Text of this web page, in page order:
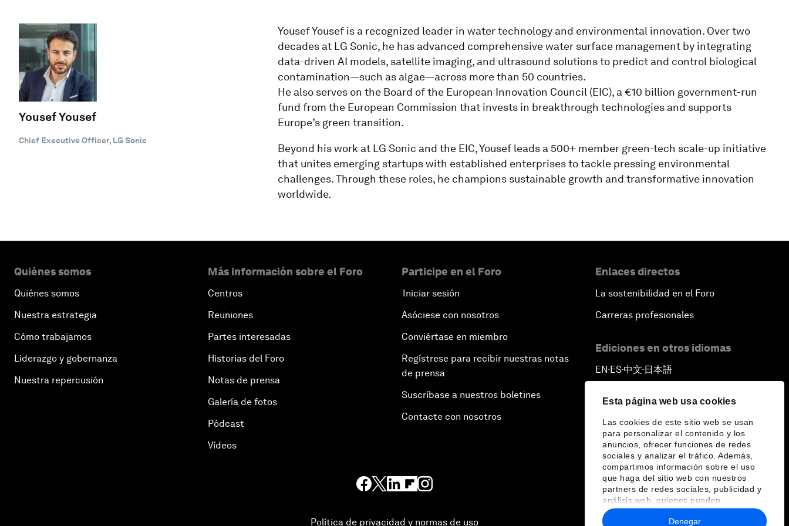
Esta página web usa cookies
Las cookies de este sitio web se usan
para personalizar el contenido y los
anuncios, ofrecer funciones de redes
sociales y analizar el tráfico. Además,
compartimos información sobre el uso
que haga del sitio web con nuestros
partners de redes sociales, publicidad y
análisis web, quienes pueden
combinarla con otra información que les
haya proporcionado o que hayan
Denegar
Yousef Yousef
Chief Executive Officer, LG Sonic
Yousef Yousef is a recognized leader in water technology and environmental innovation. Over two
decades at LG Sonic, he has advanced comprehensive water surface management by integrating
data-driven AI models, satellite imaging, and ultrasound solutions to predict and control biological
contamination—such as algae—across more than 50 countries.
He also serves on the Board of the European Innovation Council (EIC), a €10 billion government-run
fund from the European Commission that invests in breakthrough technologies and supports
Europe’s green transition.
Beyond his work at LG Sonic and the EIC, Yousef leads a 500+ member green-tech scale-up initiative
that unites emerging startups with established enterprises to tackle pressing environmental
challenges. Through these roles, he champions sustainable growth and transformative innovation
worldwide.
Quiénes somos
Quiénes somos
Nuestra estrategia
Cómo trabajamos
Liderazgo y gobernanza
Nuestra repercusión
Más información sobre el Foro
Centros
Reuniones
Partes interesadas
Historias del Foro
Notas de prensa
Galería de fotos
Pódcast
Vídeos
Participe en el Foro
Iniciar sesión
Asóciese con nosotros
Conviértase en miembro
Regístrese para recibir nuestras notas
de prensa
Suscríbase a nuestros boletines
Contacte con nosotros
Enlaces directos
La sostenibilidad en el Foro
Carreras profesionales
Ediciones en otros idiomas
EN ▪ES▪中文▪ 日本語
Política de privacidad y normas de uso